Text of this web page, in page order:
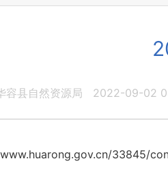
容县自然资源局 2022-09-02
33845/